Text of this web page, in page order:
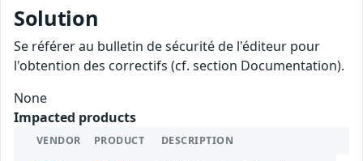
Solution
Se référer au bulletin de sécurité de l'éditeur pour
l'obtention des correctifs (cf. section Documentation).
None
Impacted products
VENDOR PRODUCT DESCRIPTION